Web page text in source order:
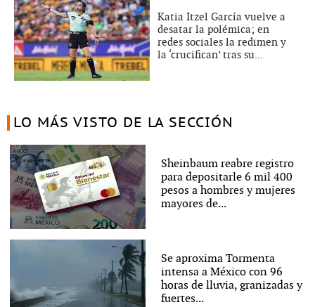
Katia Itzel García vuelve a
desatar la polémica; en
redes sociales la redimen y
la ‘crucifican’ tras su...
LO MÁS VISTO DE LA SECCIÓN
Sheinbaum reabre registro
para depositarle 6 mil 400
pesos a hombres y mujeres
mayores de...
Se aproxima Tormenta
intensa a México con 96
horas de lluvia, granizadas y
fuertes...